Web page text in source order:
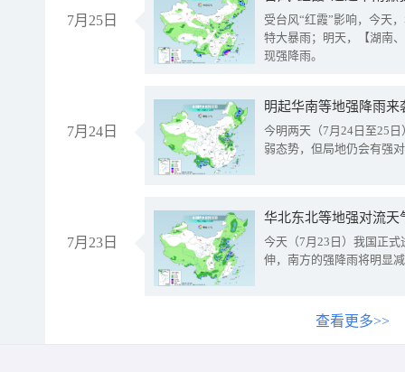
7月25日
受台风“红霞”影响，今天
特大暴雨；明天，【湖南
现强降雨。
7月24日
明起华南等地强降雨
今明两天（7月24日至25
弱态势，但局地仍会有强
7月23日
华北东北等地强对流天
今天（7月23日）我国正
伸，南方的强降雨将明显
查看更多>>